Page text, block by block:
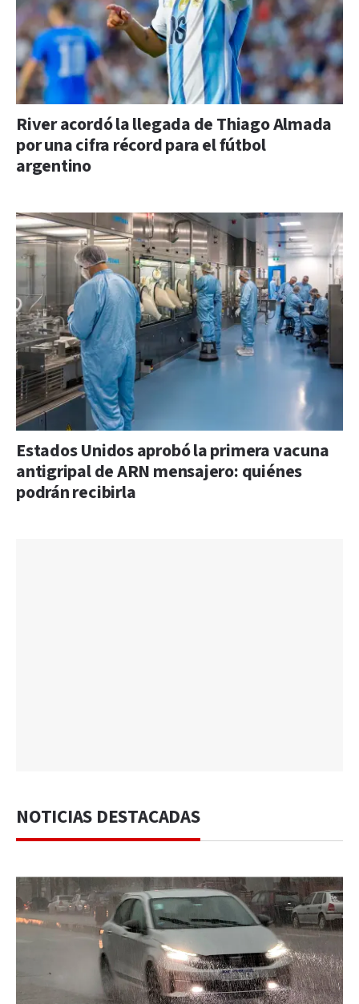
River acordó la llegada de Thiago Almada
por una cifra récord para el fútbol
argentino
Estados Unidos aprobó la primera vacuna
antigripal de ARN mensajero: quiénes
podrán recibirla
NOTICIAS DESTACADAS